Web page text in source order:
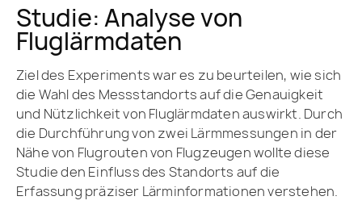
Studie: Analyse von
Fluglärmdaten
Ziel des Experiments war es zu beurteilen, wie sich
die Wahl des Messstandorts auf die Genauigkeit
und Nützlichkeit von Fluglärmdaten auswirkt. Durch
die Durchführung von zwei Lärmmessungen in der
Nähe von Flugrouten von Flugzeugen wollte diese
Studie den Einfluss des Standorts auf die
Erfassung präziser Lärminformationen verstehen.